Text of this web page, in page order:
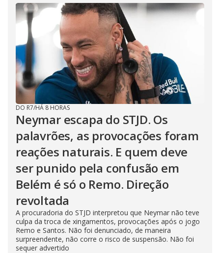
DO R7/HÁ 8 HORAS
Neymar escapa do STJD. Os
palavrões, as provocações foram
reações naturais. E quem deve
ser punido pela confusão em
Belém é só o Remo. Direção
revoltada
A procuradoria do STJD interpretou que Neymar não teve
culpa da troca de xingamentos, provocações após o jogo
Remo e Santos. Não foi denunciado, de maneira
surpreendente, não corre o risco de suspensão. Não foi
sequer advertido